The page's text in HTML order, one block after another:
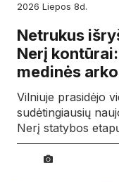
2026
liepos 8d.
Netrukus
Nerį
medinės
Vilniuje prasidėjo
sudėtingiausių
Nerį statybos